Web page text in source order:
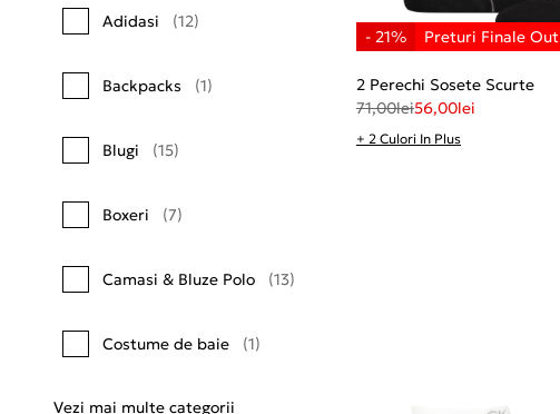
Adidasi (12)
Backpacks (1)
Blugi (15)
Boxeri (7)
Camasi & Bluze Polo (13)
Costume de baie (1)
Vezi mai multe categorii
2 Perechi Sosete Scurte
71,00lei56,00lei
+ 2 Culori In Plus